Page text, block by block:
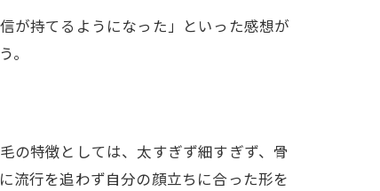
が持てるようになった」といった感想が
の特徴としては、太すぎず細すぎず、骨
流行を追わず自分の顔立ちに合った形を